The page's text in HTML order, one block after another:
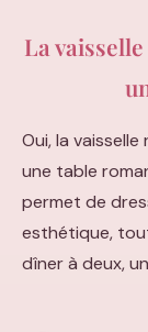
La
Oui, la
une table
permet de
esthétique,
dîner à deux,